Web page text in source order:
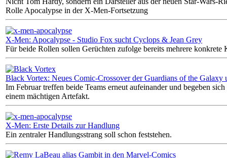
Rolle Apocalypse in der X-Men-Fortsetzung
X-Men: Apocalypse - Studio Fox sucht Cyclops & Jean Grey
Für beide Rollen sollen Gerüchten zufolge bereits mehrere konkrete
Black Vortex: Neues Comic-Crossover der Guardians of the Galaxy
Im Februar treffen beide Teams erneut aufeinander und begeben
einem mächtigen Artefakt.
X-Men: Erste Details zur Handlung
Ein zentraler Handlungsstrang soll schon feststehen.